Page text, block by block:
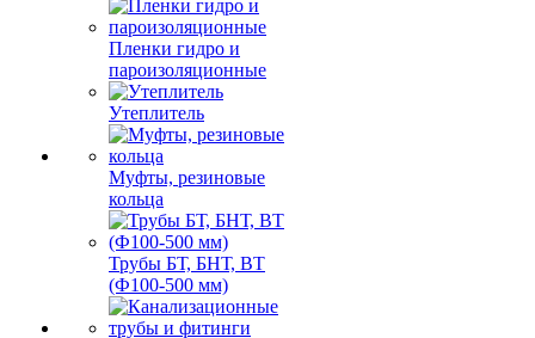
Пленки гидро и
пароизоляционные
Утеплитель
Муфты, резиновые
кольца
Трубы БТ, БНТ, ВТ
(Ф100-500 мм)